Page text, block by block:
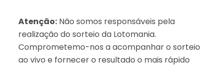
Atenção:Não somos responsáveis pela
realização do sorteio da Lotomania.
Comprometemo-nos a acompanhar o sorteio
ao vivo e fornecer o resultado o mais rápido